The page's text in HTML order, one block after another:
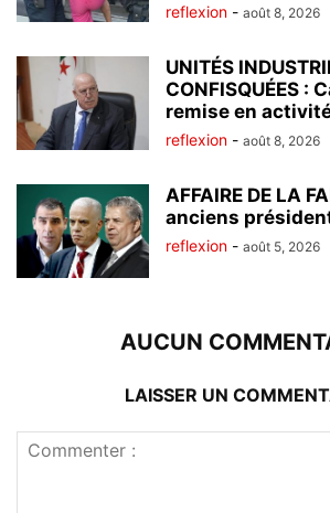
reflexion - août 8, 2026
UNITÉS
CONFISQUÉES :
remise en
reflexion - août 8, 2026
AFFAIRE DE LA
anciens
reflexion - août 5, 2026
AUCUN
LAISSER UN